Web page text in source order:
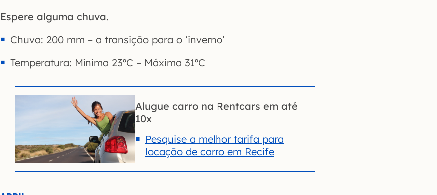
Espere alguma chuva.
Chuva: 200 mm – a transição para o ‘inverno’
Temperatura: Mínima 23ºC – Máxima 31ºC
Alugue carro na Rentcars em até
10x
Pesquise a melhor tarifa para
locação de carro em Recife